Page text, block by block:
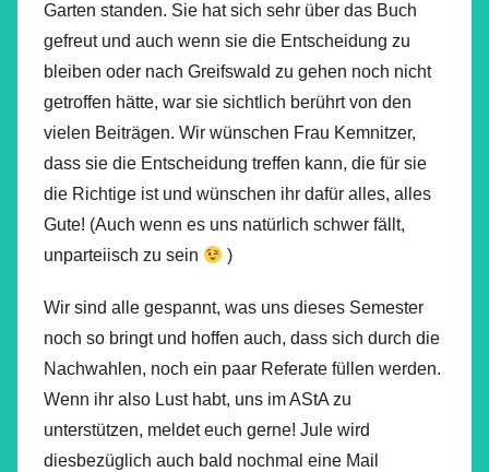
Garten standen. Sie hat sich sehr über das Buch
gefreut und auch wenn sie die Entscheidung zu
bleiben oder nach Greifswald zu gehen noch nicht
getroffen hätte, war sie sichtlich berührt von den
vielen Beiträgen. Wir wünschen Frau Kemnitzer,
dass sie die Entscheidung treffen kann, die für sie
die Richtige ist und wünschen ihr dafür alles, alles
Gute! (Auch wenn es uns natürlich schwer fällt,
unparteiisch zu sein
)
Wir sind alle gespannt, was uns dieses Semester
noch so bringt und hoffen auch, dass sich durch die
Nachwahlen, noch ein paar Referate füllen werden.
Wenn ihr also Lust habt, uns im AStA zu
unterstützen, meldet euch gerne! Jule wird
diesbezüglich auch bald nochmal eine Mail